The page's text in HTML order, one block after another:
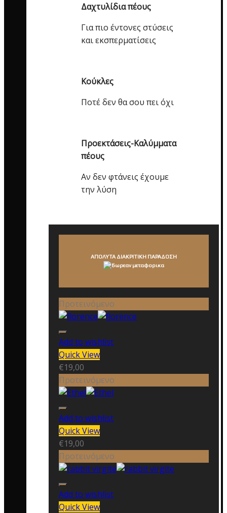
Δαχτυλίδια πέους
Για πιο έντονες στύσεις
και εκσπερματίσεις
Κούκλες
Ποτέ δεν θα σου πει όχι
Προεκτάσεις-Καλύμματα
πέους
Αν δεν φτάνεις έχουμε
την λύση
ΑΠΟΛΥΤΑ ΔΙΑΚΡΙΤΙΚΗ ΠΑΡΑΔΟΣΗ
Προτεινόμενο
Add to wishlist
Quick View
€19,00
Προτεινόμενο
Add to wishlist
Quick View
€19,00
Προτεινόμενο
Add to wishlist
Quick View